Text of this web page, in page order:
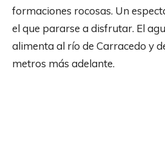
formaciones rocosas. Un
el que pararse a disfrutar. El
alimenta al río de Carracedo y
metros más adelante.